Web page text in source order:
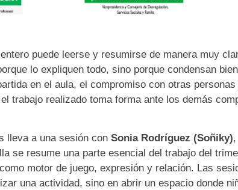
puede leerse y resumirse de manera muy
lo expliquen todo, sino porque condensan
en el aula, el compromiso con otras
trabajo realizado toma forma ante los demás
lleva a una sesión con Sonia Rodríguez (Soñiky)
se resume una parte esencial del trabajo del
motor de juego, expresión y relación. Las
una actividad, sino en abrir un espacio donde